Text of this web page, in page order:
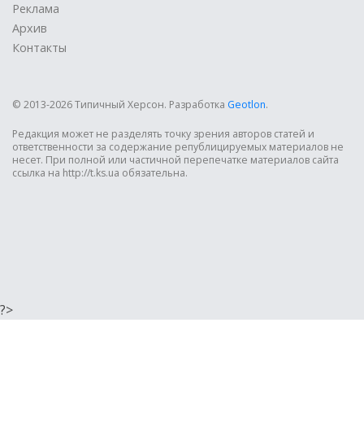
Реклама
Архив
Контакты
© 2013-2026 Типичный Херсон. Разработка Geotlon.
Редакция может не разделять точку зрения авторов статей и
ответственности за содержание републицируемых материалов не
несет. При полной или частичной перепечатке материалов сайта
ссылка на http://t.ks.ua обязательна.
?>